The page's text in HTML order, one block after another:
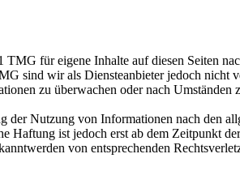
für eigene Inhalte auf diesen Seiten
sind wir als Diensteanbieter jedoch nicht
zu überwachen oder nach Umständen
der Nutzung von Informationen nach den
Haftung ist jedoch erst ab dem Zeitpunkt
von entsprechenden